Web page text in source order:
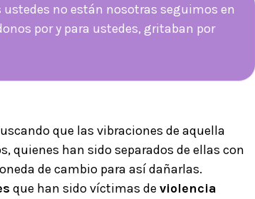
no están nosotras seguimos en
por y para ustedes, gritaban por
que las vibraciones de aquella
quienes han sido separados de ellas con
de cambio para así dañarlas.
que han sido víctimas de violencia